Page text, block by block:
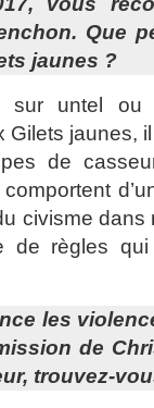
Que
jaunes ?
untel ou
jaunes,
de
civisme dans
de règles
les
de
trouvez-